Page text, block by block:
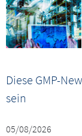
Diese GMP-
sein
05/08/2026